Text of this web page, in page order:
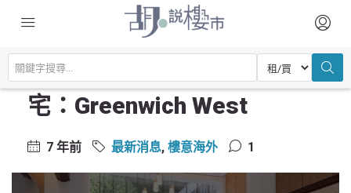
主頁 【美國樓盤】紐約曼哈頓住宅：Greenwich West
【美國樓盤】紐約曼哈頓住
宅：Greenwich West
7 年前 最新消息, 樓意海外 1